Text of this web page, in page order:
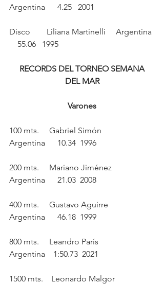
Argentina      4.25   2001
Disco        Liliana Martinelli     Argentina
    55.06   1995
RECORDS DEL TORNEO SEMANA
DEL MAR
Varones
100 mts.     Gabriel Simón
Argentina      10.34  1996
200 mts.     Mariano Jiménez
Argentina      21.03  2008
400 mts.     Gustavo Aguirre
Argentina      46.18  1999
800 mts.     Leandro París
Argentina    1:50.73  2021
1500 mts.    Leonardo Malgor